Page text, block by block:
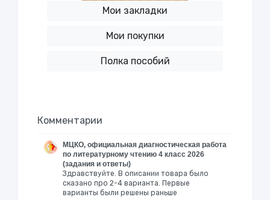
Мои закладки
Мои покупки
Полка пособий
Комментарии
МЦКО, официальная диагностическая работа
по литературному чтению 4 класс 2026
(задания и ответы)
Здравствуйте. В описании товара было
сказано про 2-4 варианта. Первые
варианты были решены раньше